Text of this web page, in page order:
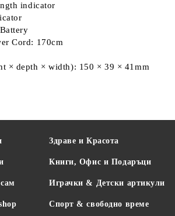
indicator
Cord: 170cm
× depth × width): 150 × 39 × 41mm
Здраве и Красота
Книги, Офис и Подаръци
Играчки & Детски артикули
Спорт & свободно време